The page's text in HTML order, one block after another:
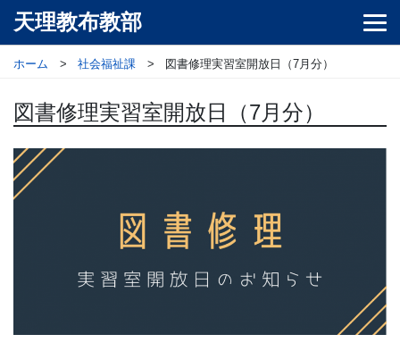
天理教布教部
ホーム 社会福祉課 図書修理実習室開放日（7月分）
図書修理実習室開放日（7月分）